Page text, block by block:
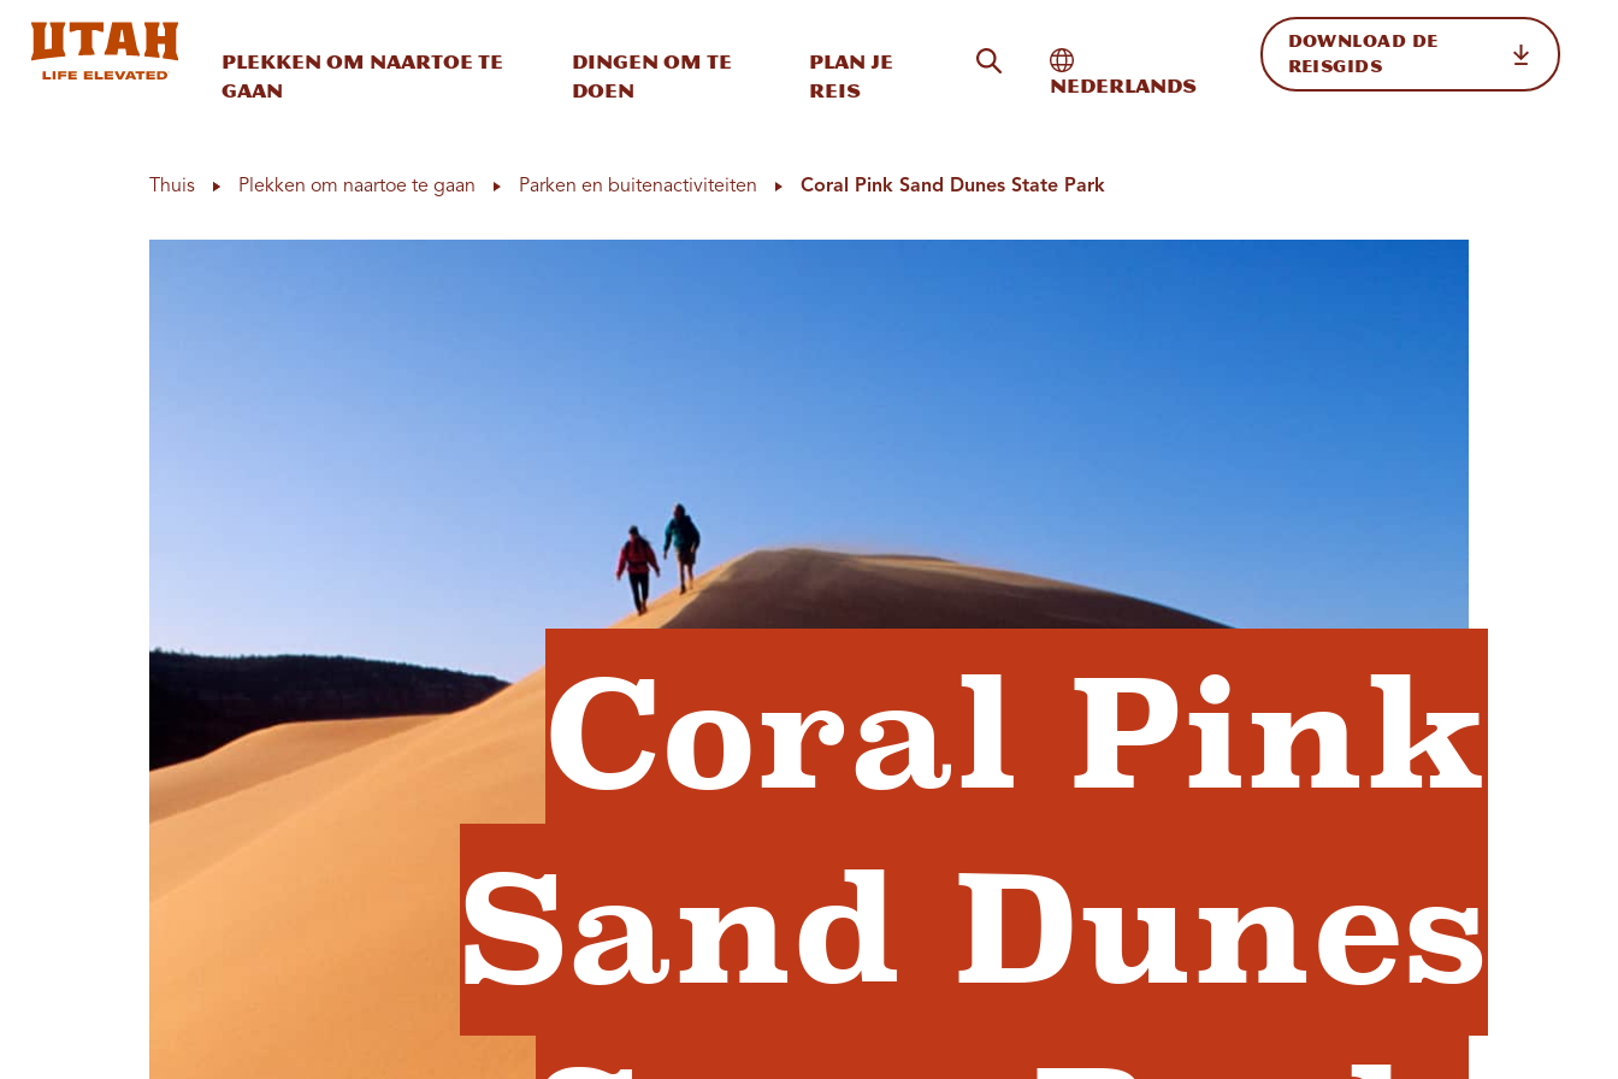
Plekken om naartoe te
gaan
Dingen om te
doen
Plan je
reis
Zoeken op de site
Internationale weergave in-/uitschakelen
Nederlands
DOWNLOAD DE
REISGIDS
Thuis Plekken om naartoe te gaan Parken en buitenactiviteiten Coral Pink Sand Dunes State Park
Coral Pink
Sand Dunes